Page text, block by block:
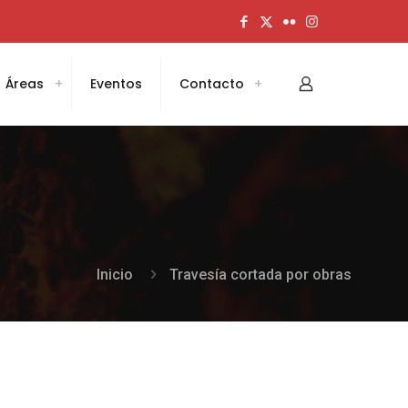
Áreas Eventos Contacto
Inicio Travesía cortada por obras